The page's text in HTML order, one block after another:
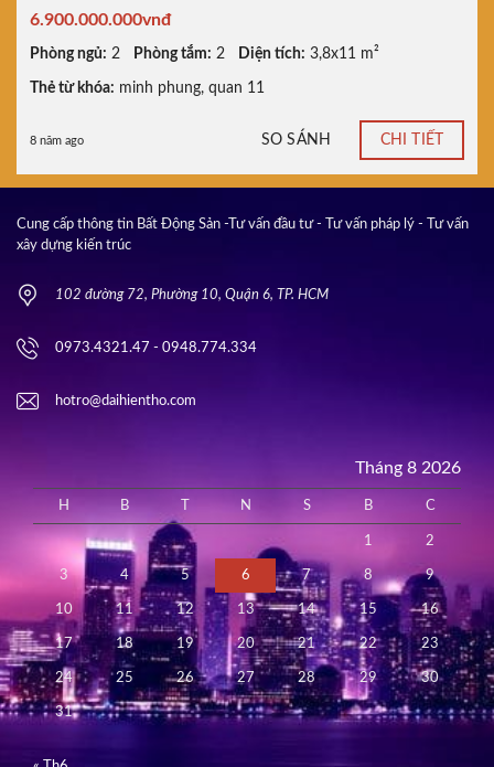
6.900.000.000vnđ
Phòng ngủ: 2 Phòng tắm: 2 Diện tích: 3,8x11 m²
Thẻ từ khóa: minh phung, quan 11
8 năm ago SO SÁNH CHI TIẾT
Cung cấp thông tin Bất Động Sản -Tư vấn đầu tư - Tư vấn pháp lý - Tư vấn
xây dựng kiến trúc
102 đường 72, Phường 10, Quận 6, TP. HCM
0973.4321.47 - 0948.774.334
hotro@daihientho.com
Tháng 8 2026
H B N S B C
1 2
3 4 5 6 7 8 9
10 11 12 13 14 15 16
17 18 19 20 21 22 23
24 25 26 27 28 29 30
31